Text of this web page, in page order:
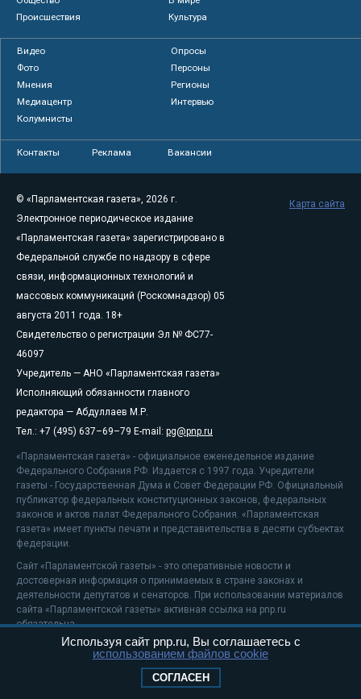
Происшествия
Культура
Видео
Опросы
Фото
Персоны
Мнения
Регионы
Медиацентр
Интервью
Колумнисты
Контакты Реклама Вакансии
© «Парламентская газета», 2026 г.
Электронное периодическое издание
«Парламентская газета» зарегистрировано в
Федеральной службе по надзору в сфере
связи, информационных технологий и
массовых коммуникаций (Роскомнадзор) 05
августа 2011 года. 18+
Свидетельство о регистрации Эл № ФС77-
46097
Учредитель — АНО «Парламентская газета»
Исполняющий обязанности главного
редактора — Абдуллаев М.Р.
Тел.: +7 (495) 637–69–79 E-mail: pg@pnp.ru
«Парламентская газета» - официальное еженедельное издание
Федерального Собрания РФ. Издается с 1997 года. Учредители
газеты - Государственная Дума и Совет Федерации РФ. Официальный
публикатор федеральных конституционных законов, федеральных
законов и актов палат Федерального Собрания. «Парламентская
газета» имеет пункты печати и представительства в десяти субъектах
федерации.
Сайт «Парламентской газеты» - это оперативные новости и
достоверная информация о принимаемых в стране законах и
деятельности депутатов и сенаторов. При использовании материалов
сайта «Парламентской газеты» активная ссылка на pnp.ru
обязательна.
На информационном ресурсе применяютсярекомендательные
Положение о защите персональных данных
Карта сайта
Используя сайт pnp.ru, Вы соглашаетесь с
использованием файлов cookie
СОГЛАСЕН